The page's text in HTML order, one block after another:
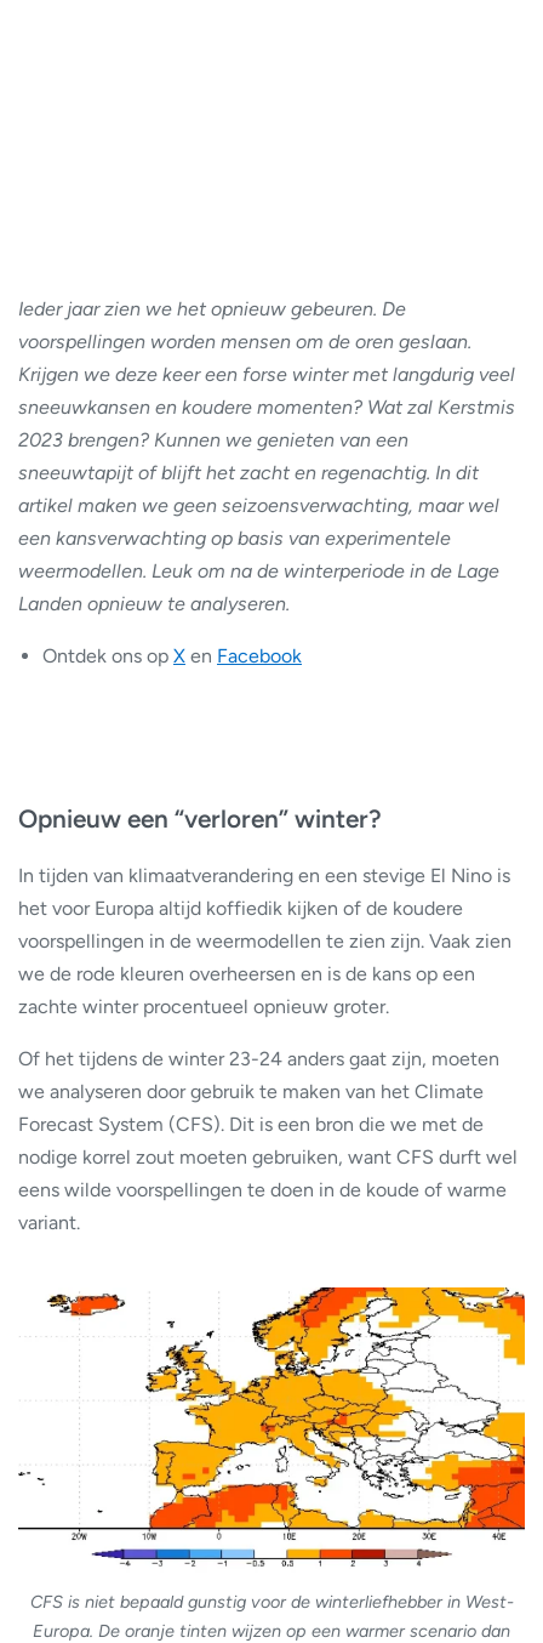
Ieder jaar zien we het opnieuw gebeuren. De
voorspellingen worden mensen om de oren geslaan.
Krijgen we deze keer een forse winter met langdurig veel
sneeuwkansen en koudere momenten? Wat zal Kerstmis
2023 brengen? Kunnen we genieten van een
sneeuwtapijt of blijft het zacht en regenachtig. In dit
artikel maken we geen seizoensverwachting, maar wel
een kansverwachting op basis van experimentele
weermodellen. Leuk om na de winterperiode in de Lage
Landen opnieuw te analyseren.
Ontdek ons op X en Facebook
Opnieuw een “verloren” winter?
In tijden van klimaatverandering en een stevige El Nino is
het voor Europa altijd koffiedik kijken of de koudere
voorspellingen in de weermodellen te zien zijn. Vaak zien
we de rode kleuren overheersen en is de kans op een
zachte winter procentueel opnieuw groter.
Of het tijdens de winter 23-24 anders gaat zijn, moeten
we analyseren door gebruik te maken van het Climate
Forecast System (CFS). Dit is een bron die we met de
nodige korrel zout moeten gebruiken, want CFS durft wel
eens wilde voorspellingen te doen in de koude of warme
variant.
CFS is niet bepaald gunstig voor de winterliefhebber in West-
Europa. De oranje tinten wijzen op een warmer scenario dan